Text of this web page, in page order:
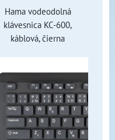
Hama vodeodolná
klávesnica KC-600,
káblová, čierna